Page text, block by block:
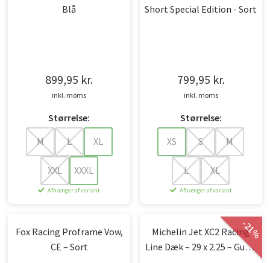
899,95 kr.
inkl. moms
Størrelse:
M
L XL
XXL XXXL
Afhænger af variant
799,95 kr.
inkl. moms
Størrelse:
XS
S M
L XL
Afhænger af variant
Fox Racing Proframe Vow,
CE – Sort
Michelin Jet XC2 Racing
Line Dæk – 29 x 2.25 – Gum-
-
21
%